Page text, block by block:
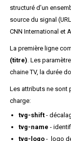
structuré d’un
source du signal
CNN International et
La première ligne
(titre). Les
chaine TV, la durée
Les attributs ne sont
charge:
tvg-shift -
tvg-name -
tvg-logo - logo